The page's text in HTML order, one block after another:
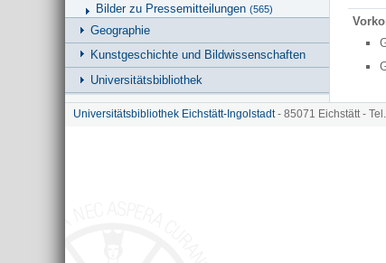
Bilder zu Pressemitteilungen (565)
Geographie
Kunstgeschichte und Bildwissenschaften
Universitätsbibliothek
Hinweise zu KU.media
Universitätsbibliothek Eichstätt-Ingolstadt- 85071 Eichstätt -